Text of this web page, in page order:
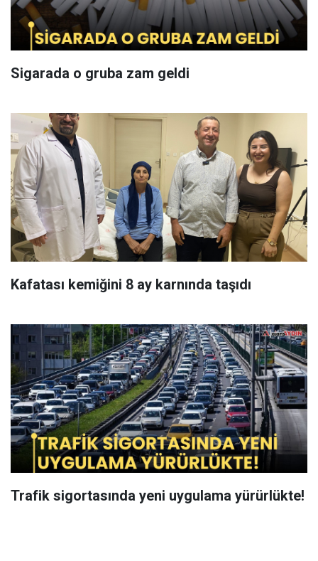
Sigarada o gruba zam geldi
Kafatası kemiğini 8 ay karnında taşıdı
Trafik sigortasında yeni uygulama yürürlükte!